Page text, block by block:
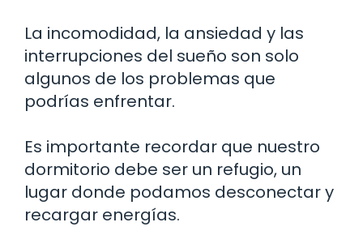
La incomodidad, la ansiedad y las
interrupciones del sueño son solo
algunos de los problemas que
podrías enfrentar.
Es importante recordar que nuestro
dormitorio debe ser un refugio, un
lugar donde podamos desconectar y
recargar energías.